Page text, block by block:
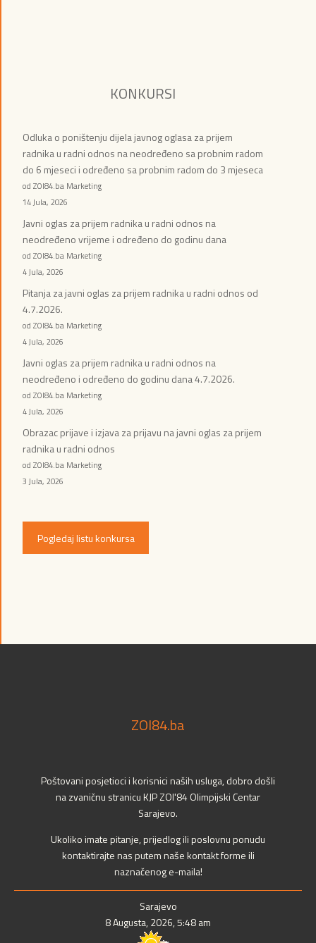
KONKURSI
Odluka o poništenju dijela javnog oglasa za prijem
radnika u radni odnos na neodređeno sa probnim radom
do 6 mjeseci i određeno sa probnim radom do 3 mjeseca
od ZOI84.ba Marketing
14 Jula, 2026
Javni oglas za prijem radnika u radni odnos na
neodređeno vrijeme i određeno do godinu dana
od ZOI84.ba Marketing
4 Jula, 2026
Pitanja za javni oglas za prijem radnika u radni odnos od
4.7.2026.
od ZOI84.ba Marketing
4 Jula, 2026
Javni oglas za prijem radnika u radni odnos na
neodređeno i određeno do godinu dana 4.7.2026.
od ZOI84.ba Marketing
4 Jula, 2026
Obrazac prijave i izjava za prijavu na javni oglas za prijem
radnika u radni odnos
od ZOI84.ba Marketing
3 Jula, 2026
Pogledaj listu konkursa
ZOI84.ba
Poštovani posjetioci i korisnici naših usluga, dobro došli
na zvaničnu stranicu KJP ZOI'84 Olimpijski Centar
Sarajevo.
Ukoliko imate pitanje, prijedlog ili poslovnu ponudu
kontaktirajte nas putem naše kontakt forme ili
naznačenog e-maila!
Sarajevo
8 Augusta, 2026, 5:48 am